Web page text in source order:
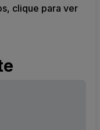
clique para ver